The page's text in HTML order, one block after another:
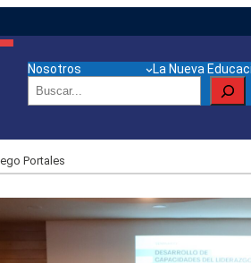
Nosotros La Nueva
Buscar
Portales